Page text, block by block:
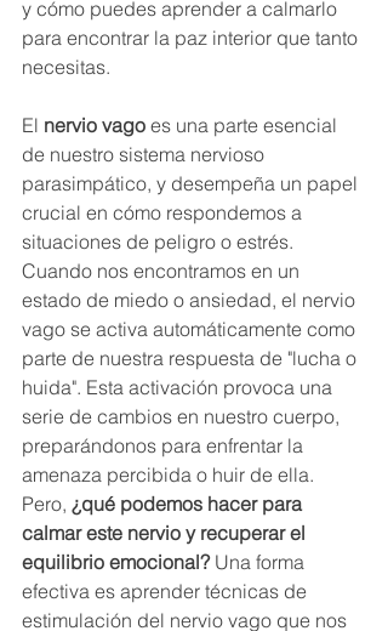
y cómo puedes aprender a calmarlo
para encontrar la paz interior que tanto
necesitas.
El nervio vago es una parte esencial
de nuestro sistema nervioso
parasimpático, y desempeña un papel
crucial en cómo respondemos a
situaciones de peligro o estrés.
Cuando nos encontramos en un
estado de miedo o ansiedad, el nervio
vago se activa automáticamente como
parte de nuestra respuesta de "lucha o
huida". Esta activación provoca una
serie de cambios en nuestro cuerpo,
preparándonos para enfrentar la
amenaza percibida o huir de ella.
Pero, ¿qué podemos hacer para
calmar este nervio y recuperar el
equilibrio emocional? Una forma
efectiva es aprender técnicas de
estimulación del nervio vago que nos